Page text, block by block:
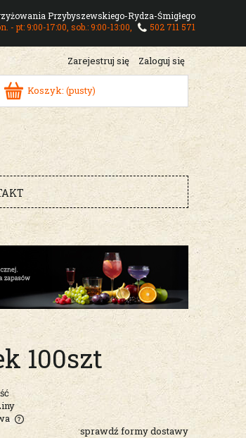
Przybyszewskiego-Rydza-Śmigłego
- pt: 9:00-17:00, sob.: 9:00-13:00,
502 711 571
Zarejestruj się Zaloguj się
Koszyk: (pusty)
100szt
sprawdź formy dostawy